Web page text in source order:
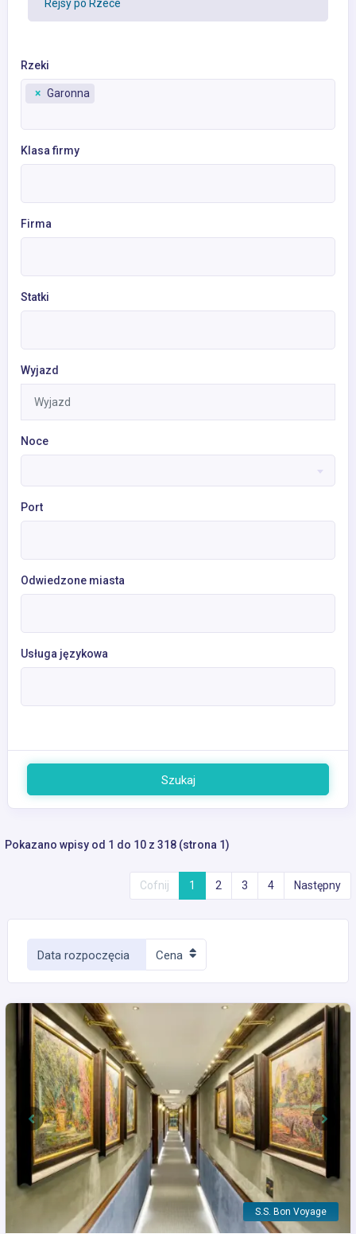
Rejsy po Rzece
Rzeki
× Garonna
Klasa firmy
Firma
Statki
Wyjazd
Noce
Port
Odwiedzone miasta
Usługa językowa
Szukaj
Pokazano wpisy od 1 do 10 z 318 (strona 1)
Cofnij 1 2 3 4 Następny
Data rozpoczęcia Cena
S.S. Bon Voyage
Previous Next